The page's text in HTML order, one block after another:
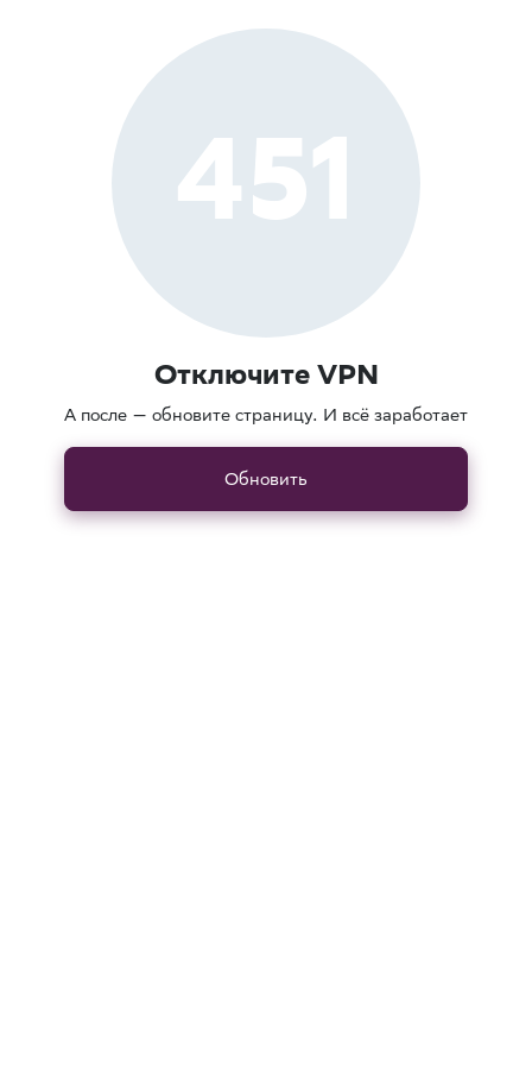
451
Отключите VPN
А после — обновите страницу. И всё заработает
Обновить